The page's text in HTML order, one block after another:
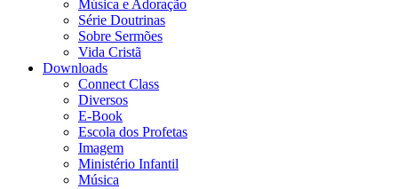
Música e Adoração
Série Doutrinas
Sobre Sermões
Vida Cristã
Downloads
Connect Class
Diversos
E-Book
Escola dos Profetas
Imagem
Ministério Infantil
Música